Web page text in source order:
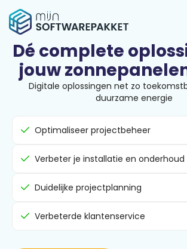
Dé complete
jouw
Digitale oplossingen net zo
duurzame energie
Optimaliseer projectbeheer
Verbeter je installatie en onderhoud
Duidelijke projectplanning
Verbeterde klantenservice